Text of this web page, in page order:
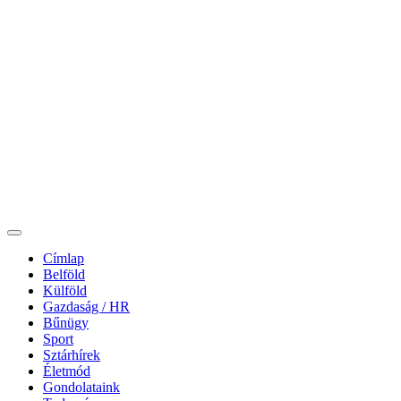
Címlap
Belföld
Külföld
Gazdaság / HR
Bűnügy
Sport
Sztárhírek
Életmód
Gondolataink